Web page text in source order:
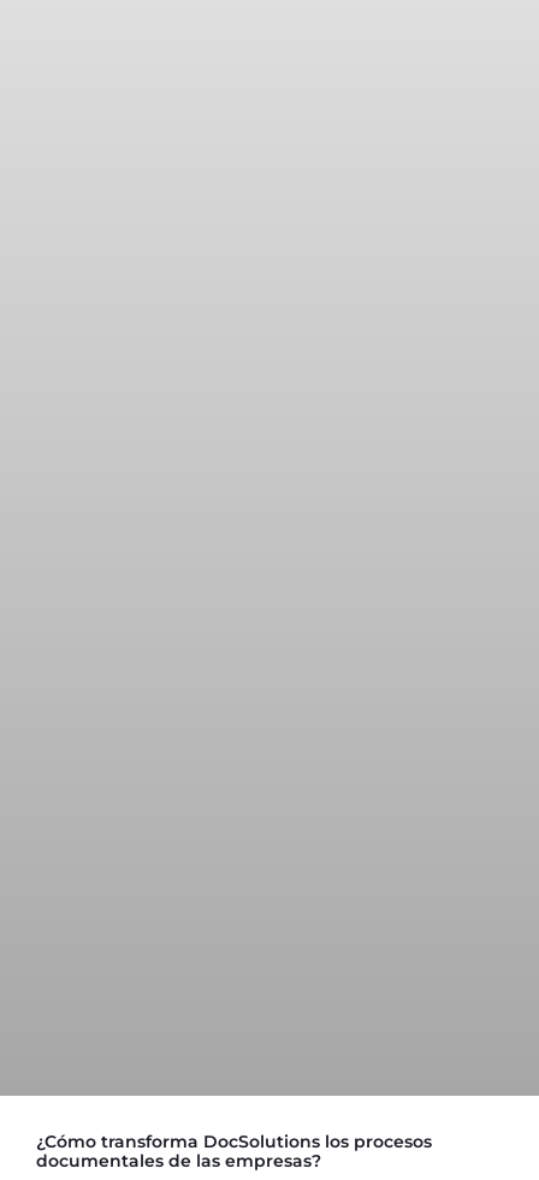
¿Cómo transforma DocSolutions los procesos
documentales de las empresas?